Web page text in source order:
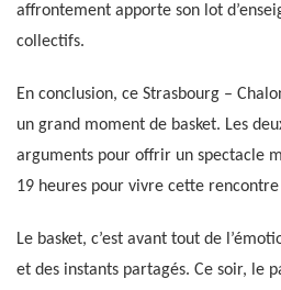
affrontement apporte son lot
collectifs.
En conclusion, ce Strasbourg –
un grand moment de basket. Les
arguments pour offrir un spectacle
19 heures pour vivre cette
Le basket, c’est avant tout de
et des instants partagés. Ce soir, le